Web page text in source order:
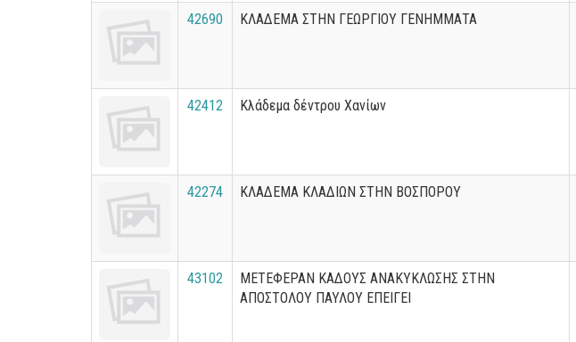
42690 ΚΛΑΔΕΜΑ ΣΤΗΝ ΓΕΩΡΓΙΟΥ ΓΕΝΗΜΜΑΤΑ
42412 Κλάδεμα δέντρου Χανίων
42274 ΚΛΑΔΕΜΑ ΚΛΑΔΙΩΝ ΣΤΗΝ ΒΟΣΠΟΡΟΥ
43102
ΜΕΤΕΦΕΡΑΝ ΚΑΔΟΥΣ ΑΝΑΚΥΚΛΩΣΗΣ ΣΤΗΝ
ΑΠΟΣΤΟΛΟΥ ΠΑΥΛΟΥ ΕΠΕΙΓΕΙ